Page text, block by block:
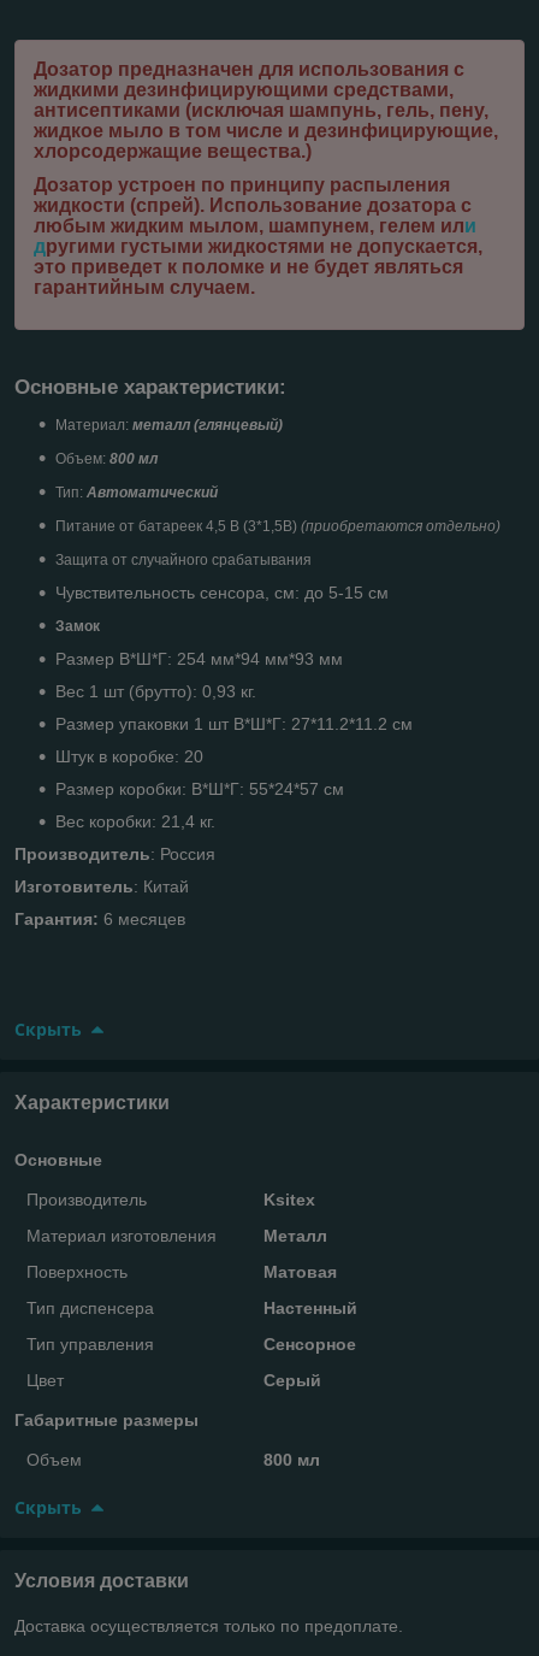
Дозатор предназначен для использования с
жидкими дезинфицирующими средствами,
антисептиками (исключая шампунь, гель, пену,
жидкое мыло в том числе и дезинфицирующие,
хлорсодержащие вещества.)
Дозатор устроен по принципу распыления
жидкости (спрей). Использование дозатора с
любым жидким мылом, шампунем, гелем или
другими густыми жидкостями не допускается,
это приведет к поломке и не будет являться
гарантийным случаем.
Основные характеристики:
Материал: металл (глянцевый)
Объем: 800 мл
Тип: Автоматический
Питание от батареек 4,5 В (3*1,5В) (приобретаются отдельно)
Защита от случайного срабатывания
Чувствительность сенсора, см: до 5-15 см
Замок
Размер В*Ш*Г: 254 мм*94 мм*93 мм
Вес 1 шт (брутто): 0,93 кг.
Размер упаковки 1 шт В*Ш*Г: 27*11.2*11.2 см
Штук в коробке: 20
Размер коробки: В*Ш*Г: 55*24*57 см
Вес коробки: 21,4 кг.
Производитель: Россия
Изготовитель: Китай
Гарантия: 6 месяцев
Скрыть
Характеристики
Основные
Производитель
Ksitex
Материал изготовления
Металл
Поверхность
Матовая
Тип диспенсера
Настенный
Тип управления
Сенсорное
Цвет
Серый
Габаритные размеры
Объем 800 мл
Скрыть
Условия доставки
Доставка осуществляется только по предоплате.